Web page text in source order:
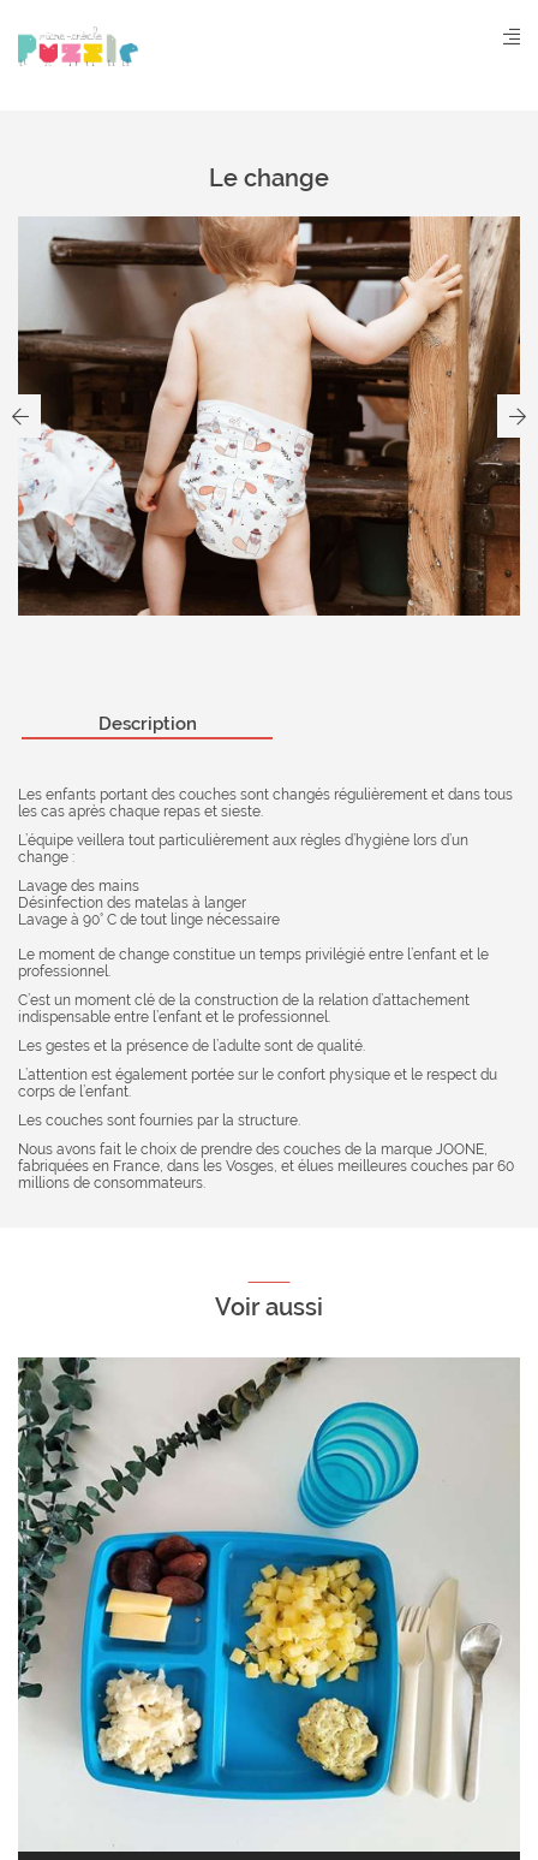
contenu
principal
Le change
Description
Les enfants portant des couches sont changés régulièrement et dans tous
les cas après chaque repas et sieste.
L’équipe veillera tout particulièrement aux règles d’hygiène lors d’un
change :
Lavage des mains
Désinfection des matelas à langer
Lavage à 90° C de tout linge nécessaire
Le moment de change constitue un temps privilégié entre l’enfant et le
professionnel.
C’est un moment clé de la construction de la relation d’attachement
indispensable entre l’enfant et le professionnel.
Les gestes et la présence de l’adulte sont de qualité.
L’attention est également portée sur le confort physique et le respect du
corps de l’enfant.
Les couches sont fournies par la structure.
Nous avons fait le choix de prendre des couches de la marque JOONE,
fabriquées en France, dans les Vosges, et élues meilleures couches par 60
millions de consommateurs.
Voir aussi